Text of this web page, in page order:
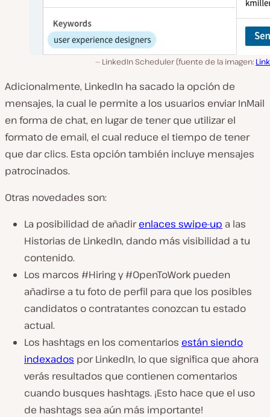
LinkedIn Scheduler (fuente de la imagen:
Adicionalmente, LinkedIn ha sacado la opción de
mensajes, la cual le permite a los usuarios enviar InMail
en forma de chat, en lugar de tener que utilizar el
formato de email, el cual reduce el tiempo de tener
que dar clics. Esta opción también incluye mensajes
patrocinados.
Otras novedades son:
La posibilidad de añadirenlaces swipe-up a las
Historias de LinkedIn, dando más visibilidad a tu
contenido.
Los marcos #Hiring y #OpenToWork pueden
añadirse a tu foto de perfil para que los posibles
candidatos o contratantes conozcan tu estado
actual.
Los hashtags en los comentarios están siendo
indexados por LinkedIn, lo que significa que ahora
verás resultados que contienen comentarios
cuando busques hashtags. ¡Esto hace que el uso
de hashtags sea aún más importante!